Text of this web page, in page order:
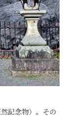
記念物）。その